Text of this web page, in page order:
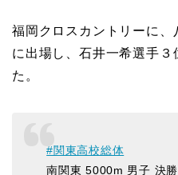
福岡クロスカントリーに
に出場し、石井一希選手３
た。
#関東高校総体
南関東 5000m 男子 決勝